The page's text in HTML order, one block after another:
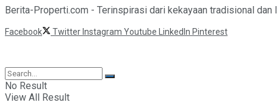
Berita-Properti.com - Terinspirasi dari kekayaan tradisional
Facebook Twitter Instagram Youtube LinkedIn Pinterest
No Result
View All Result